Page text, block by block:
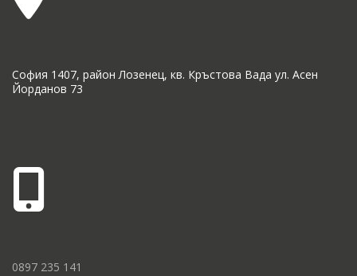
София 1407, район Лозенец, кв. Кръстова Вада ул. Асен
Йорданов 73
0897 235 141